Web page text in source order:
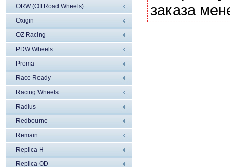
ORW (Off Road Wheels)
Oxigin
OZ Racing
PDW Wheels
Proma
Race Ready
Racing Wheels
Radius
Redbourne
Remain
Replica H
Replica OD
заказа